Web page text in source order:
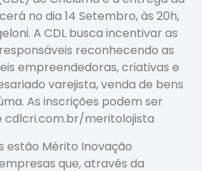
no dia 14 Setembro, às 20h,
A CDL busca incentivar as
reconhecendo as
empreendedoras, criativas e
varejista, venda de bens
As inscrições podem ser
cdlcri.com.br/meritolojista
estão Mérito Inovação
que, através da